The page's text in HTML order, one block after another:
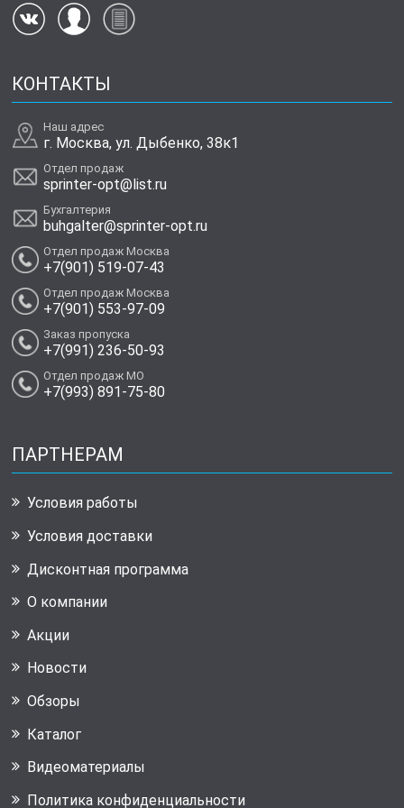
КОНТАКТЫ
Наш адрес
г. Москва, ул. Дыбенко, 38к1
Отдел продаж
sprinter-opt@list.ru
Бухгалтерия
buhgalter@sprinter-opt.ru
Отдел продаж Москва
+7(901) 519-07-43
Отдел продаж Москва
+7(901) 553-97-09
Заказ пропуска
+7(991) 236-50-93
Отдел продаж МО
+7(993) 891-75-80
ПАРТНЕРАМ
Условия работы
Условия доставки
Дисконтная программа
О компании
Акции
Новости
Обзоры
Каталог
Видеоматериалы
Политика конфиденциальности